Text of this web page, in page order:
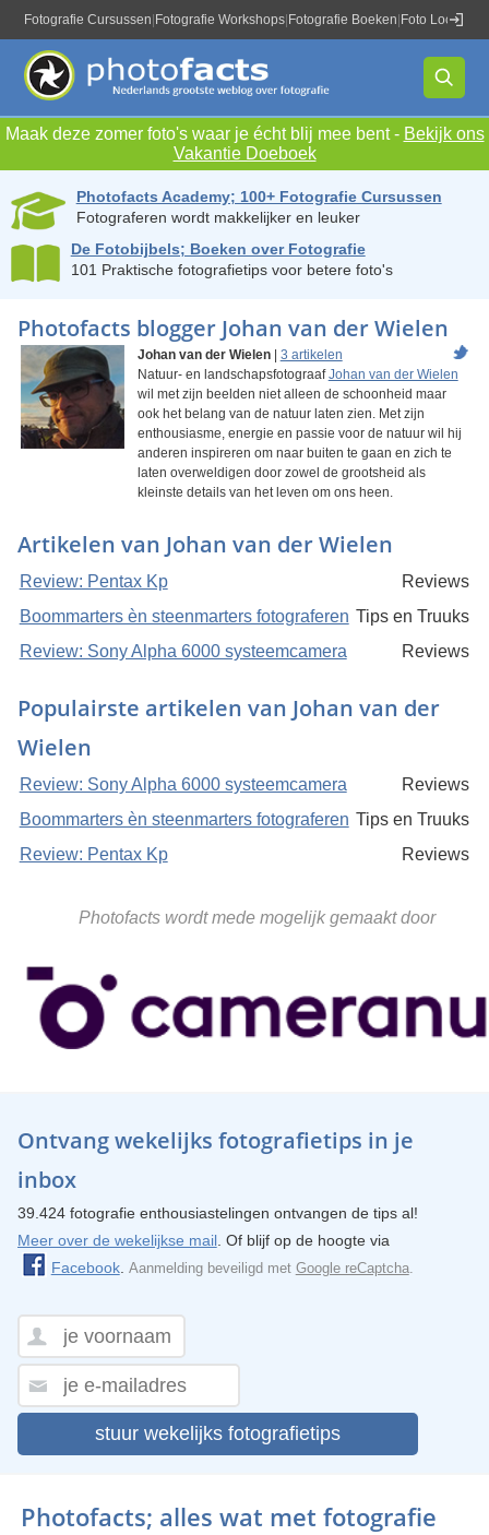
Fotografie Cursussen Fotografie Workshops Fotografie Boeken Foto Locaties
Maak deze zomer foto's waar je écht blij mee bent - Bekijk ons
Vakantie Doeboek
Photofacts Academy; 100+ Fotografie Cursussen
Fotograferen wordt makkelijker en leuker
De Fotobijbels; Boeken over Fotografie
101 Praktische fotografietips voor betere foto's
Photofacts blogger Johan van der Wielen
Johan van der Wielen| 3 artikelen
Natuur- en landschapsfotograafJohan van der Wielen
wil met zijn beelden niet alleen de schoonheid maar
ook het belang van de natuur laten zien. Met zijn
enthousiasme, energie en passie voor de natuur wil hij
anderen inspireren om naar buiten te gaan en zich te
laten overweldigen door zowel de grootsheid als
kleinste details van het leven om ons heen.
Artikelen van Johan van der Wielen
Review: Pentax Kp
Reviews
Boommarters èn steenmarters fotograferen Tips en Truuks
Review: Sony Alpha 6000 systeemcamera
Reviews
Populairste artikelen van Johan van der
Wielen
Review: Sony Alpha 6000 systeemcamera
Reviews
Boommarters èn steenmarters fotograferen Tips en Truuks
Review: Pentax Kp
Reviews
Photofacts wordt mede mogelijk gemaakt door
Ontvang wekelijks fotografietips in je
inbox
39.424 fotografie enthousiastelingen ontvangen de tips al!
Meer over de wekelijkse mail. Of blijf op de hoogte via
Facebook. Aanmelding beveiligd met Google reCaptcha.
stuur wekelijks fotografietips
Photofacts; alles wat met fotografie